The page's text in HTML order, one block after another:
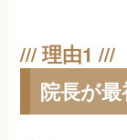
院長が